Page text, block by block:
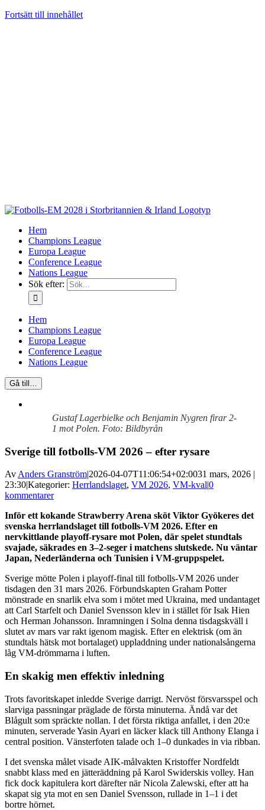
Fortsätt till innehållet
Hem
Champions League
Europa League
Conference League
Nations League
Sök efter:
Hem
Champions League
Europa League
Conference League
Nations League
Gå till…
Gustaf Lagerbielke och Benjamin Nygren firar 2-
1 mot Polen. Foto: Bildbyrån
Sverige till fotbolls-VM 2026 – efter rysare
AvAnders Granström|2026-04-07T11:06:54+02:0031 mars, 2026 |
23:30|Kategorier: Herrlandslaget, VM 2026, VM-kval|0
kommentarer
Inför ett kokande Strawberry Arena sköt Viktor Gyökeres det
svenska herrlandslaget till fotbolls-VM 2026. Efter en
nervkittlande playoff-rysare mot Polen, där spelet stundtals
svajade, säkrades en 3–2-seger i matchens slutskede. Nu väntar
Japan, Nederländerna och Tunisien i VM-gruppspelet.
Sverige mötte Polen i playoff-final till fotbolls-VM 2026 under
tisdagen den 31 mars 2026. Förbundskapten Graham Potter
mönstrade en snarlik elva som i mötet med Ukraina, med undantaget
att Carl Starfelt och Daniel Svensson klev in i stället för Isak Hien
och Herman Johansson. Inramningen i Solna denna tisdagskväll i
slutet av mars var rakt igenom magisk. Efter en elektrisk (om än
stundtals hätsk mot bortalaget) uppladdning under nationalsångerna
låg VM-drömmarna i luften.
En skakig men effektiv inledning
Trots favoritskapet inledde Sverige darrigt. Nervöst försvarsspel och
slarviga passningar präglade de första minuterna. Ändå var det
Blågult som spräckte nollan. I det första riktiga anfallet, i den 20:e
minuten, serverade Yasin Ayari en läcker klack till Anthony Elanga i
central position. Vänsterfoten talade och 1–0 dunkades in via ribban.
I det svenska målet visade AIK-målvakten Kristoffer Nordfeldt
snabbt klass med en jätteräddning på Karol Swiderskis volley. Han
fick dock kapitulera kort därefter när Nicola Zalewski, efter att ha
skapat sig yta mot en sen Daniel Svensson, rullade in 1–1 i det
bortre hörnet.